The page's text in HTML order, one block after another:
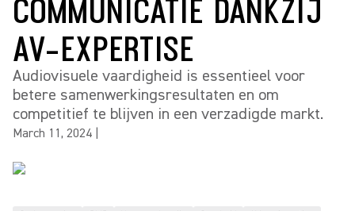
COMMUNICATIE DANKZIJ
AV-EXPERTISE
Audiovisuele vaardigheid is essentieel voor
betere samenwerkingsresultaten en om
competitief te blijven in een verzadigde markt.
March 11, 2024